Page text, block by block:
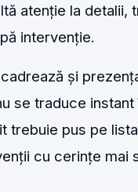
atenție la detalii,
intervenție.
și
se traduce
trebuie pus pe
cu cerințe mai